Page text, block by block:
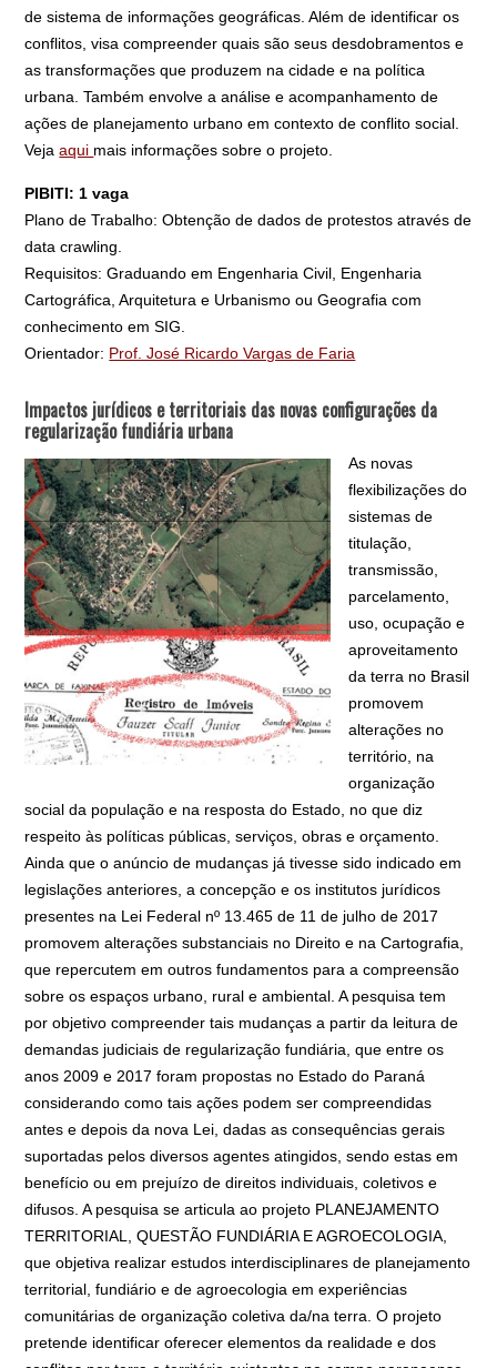
de sistema de informações geográficas. Além de identificar os
conflitos, visa compreender quais são seus desdobramentos e
as transformações que produzem na cidade e na política
urbana. Também envolve a análise e acompanhamento de
ações de planejamento urbano em contexto de conflito social.
Vejaaqui mais informações sobre o projeto.
PIBITI: 1 vaga
Plano de Trabalho: Obtenção de dados de protestos através de
data crawling.
Requisitos: Graduando em Engenharia Civil, Engenharia
Cartográfica, Arquitetura e Urbanismo ou Geografia com
conhecimento em SIG.
Orientador: Prof. José Ricardo Vargas de Faria
Impactos jurídicos e territoriais das novas configurações da
regularização fundiária urbana
As novas
flexibilizações do
sistemas de
titulação,
transmissão,
parcelamento,
uso, ocupação e
aproveitamento
da terra no Brasil
promovem
alterações no
território, na
organização
social da população e na resposta do Estado, no que diz
respeito às políticas públicas, serviços, obras e orçamento.
Ainda que o anúncio de mudanças já tivesse sido indicado em
legislações anteriores, a concepção e os institutos jurídicos
presentes na Lei Federal nº 13.465 de 11 de julho de 2017
promovem alterações substanciais no Direito e na Cartografia,
que repercutem em outros fundamentos para a compreensão
sobre os espaços urbano, rural e ambiental. A pesquisa tem
por objetivo compreender tais mudanças a partir da leitura de
demandas judiciais de regularização fundiária, que entre os
anos 2009 e 2017 foram propostas no Estado do Paraná
considerando como tais ações podem ser compreendidas
antes e depois da nova Lei, dadas as consequências gerais
suportadas pelos diversos agentes atingidos, sendo estas em
benefício ou em prejuízo de direitos individuais, coletivos e
difusos. A pesquisa se articula ao projeto PLANEJAMENTO
TERRITORIAL, QUESTÃO FUNDIÁRIA E AGROECOLOGIA,
que objetiva realizar estudos interdisciplinares de planejamento
territorial, fundiário e de agroecologia em experiências
comunitárias de organização coletiva da/na terra. O projeto
pretende identificar oferecer elementos da realidade e dos